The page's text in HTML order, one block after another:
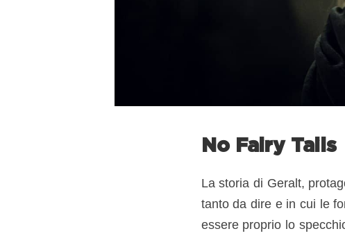
No Fairy Tails
La storia di Geralt,
tanto da dire e in cui le
essere proprio lo